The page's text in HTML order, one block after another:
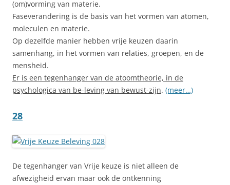
(om)vorming van materie.
Faseverandering is de basis van het vormen van atomen,
moleculen en materie.
Op dezelfde manier hebben vrije keuzen daarin
samenhang, in het vormen van relaties, groepen, en de
mensheid.
Er is een tegenhanger van de atoomtheorie, in de
psychologica van be-leving van bewust-zijn. (meer…)
28
De tegenhanger van Vrije keuze is niet alleen de
afwezigheid ervan maar ook de ontkenning